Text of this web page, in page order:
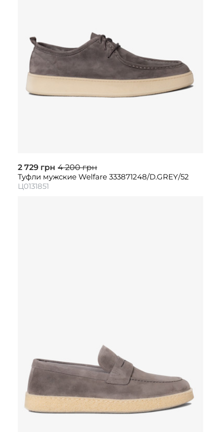
2 729 грн 4 200 грн
Туфли мужские Welfare 333871248/D.GREY/52
Ц0131851